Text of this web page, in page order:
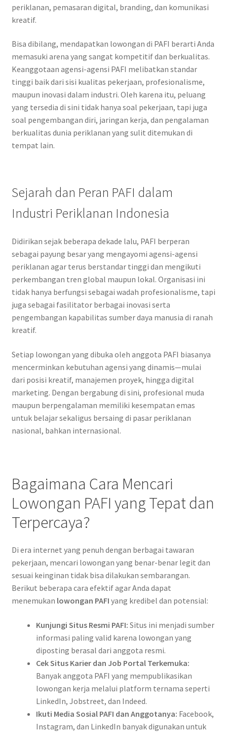
periklanan, pemasaran digital, branding, dan komunikasi
kreatif.
Bisa dibilang, mendapatkan lowongan di PAFI berarti Anda
memasuki arena yang sangat kompetitif dan berkualitas.
Keanggotaan agensi-agensi PAFI melibatkan standar
tinggi baik dari sisi kualitas pekerjaan, profesionalisme,
maupun inovasi dalam industri. Oleh karena itu, peluang
yang tersedia di sini tidak hanya soal pekerjaan, tapi juga
soal pengembangan diri, jaringan kerja, dan pengalaman
berkualitas dunia periklanan yang sulit ditemukan di
tempat lain.
Sejarah dan Peran PAFI dalam
Industri Periklanan Indonesia
Didirikan sejak beberapa dekade lalu, PAFI berperan
sebagai payung besar yang mengayomi agensi-agensi
periklanan agar terus berstandar tinggi dan mengikuti
perkembangan tren global maupun lokal. Organisasi ini
tidak hanya berfungsi sebagai wadah profesionalisme, tapi
juga sebagai fasilitator berbagai inovasi serta
pengembangan kapabilitas sumber daya manusia di ranah
kreatif.
Setiap lowongan yang dibuka oleh anggota PAFI biasanya
mencerminkan kebutuhan agensi yang dinamis—mulai
dari posisi kreatif, manajemen proyek, hingga digital
marketing. Dengan bergabung di sini, profesional muda
maupun berpengalaman memiliki kesempatan emas
untuk belajar sekaligus bersaing di pasar periklanan
nasional, bahkan internasional.
Bagaimana Cara Mencari
Lowongan PAFI yang Tepat dan
Terpercaya?
Di era internet yang penuh dengan berbagai tawaran
pekerjaan, mencari lowongan yang benar-benar legit dan
sesuai keinginan tidak bisa dilakukan sembarangan.
Berikut beberapa cara efektif agar Anda dapat
menemukan lowongan PAFI yang kredibel dan potensial:
Kunjungi Situs Resmi PAFI: Situs ini menjadi sumber
informasi paling valid karena lowongan yang
diposting berasal dari anggota resmi.
Cek Situs Karier dan Job Portal Terkemuka:
Banyak anggota PAFI yang mempublikasikan
lowongan kerja melalui platform ternama seperti
LinkedIn, Jobstreet, dan Indeed.
Ikuti Media Sosial PAFI dan Anggotanya: Facebook,
Instagram, dan LinkedIn banyak digunakan untuk